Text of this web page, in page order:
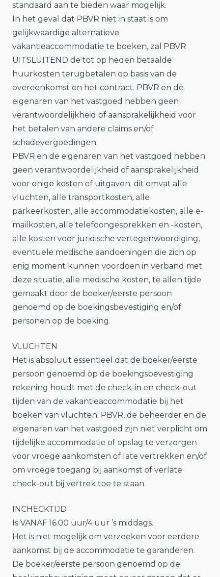
standaard aan te bieden waar mogelijk.
In het geval dat PBVR niet in staat is om
gelijkwaardige alternatieve
vakantieaccommodatie te boeken, zal PBVR
UITSLUITEND de tot op heden betaalde
huurkosten terugbetalen op basis van de
overeenkomst en het contract. PBVR en de
eigenaren van het vastgoed hebben geen
verantwoordelijkheid of aansprakelijkheid voor
het betalen van andere claims en/of
schadevergoedingen.
PBVR en de eigenaren van het vastgoed hebben
geen verantwoordelijkheid of aansprakelijkheid
voor enige kosten of uitgaven; dit omvat alle
vluchten, alle transportkosten, alle
parkeerkosten, alle accommodatiekosten, alle e-
mailkosten, alle telefoongesprekken en -kosten,
alle kosten voor juridische vertegenwoordiging,
eventuele medische aandoeningen die zich op
enig moment kunnen voordoen in verband met
deze situatie, alle medische kosten, te allen tijde
gemaakt door de boeker/eerste persoon
genoemd op de boekingsbevestiging en/of
personen op de boeking.
VLUCHTEN
Het is absoluut essentieel dat de boeker/eerste
persoon genoemd op de boekingsbevestiging
rekening houdt met de check-in en check-out
tijden van de vakantieaccommodatie bij het
boeken van vluchten. PBVR, de beheerder en de
eigenaren van het vastgoed zijn niet verplicht om
tijdelijke accommodatie of opslag te verzorgen
voor vroege aankomsten of late vertrekken en/of
om vroege toegang bij aankomst of verlate
check-out bij vertrek toe te staan.
INCHECKTIJD
Is VANAF 16.00 uur/4 uur ’s middags.
Het is niet mogelijk om verzoeken voor eerdere
aankomst bij de accommodatie te garanderen.
De boeker/eerste persoon genoemd op de